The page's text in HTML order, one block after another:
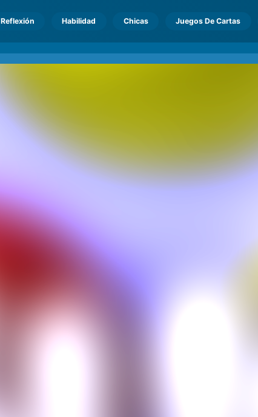
Reflexión Habilidad Chicas Juegos De Cartas